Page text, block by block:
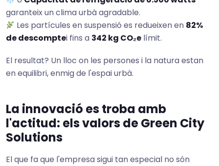
garanteix un clima urbà agradable.
Les partícules en suspensió es redueixen en 82%
de descomptei fins a 342 kg CO₂e límit.
El resultat? Un lloc on les persones i la natura estan
en equilibri, enmig de l'espai urbà.
La innovació es troba amb
l'actitud: els valors de Green City
Solutions
El que fa que l'empresa sigui tan especial no són